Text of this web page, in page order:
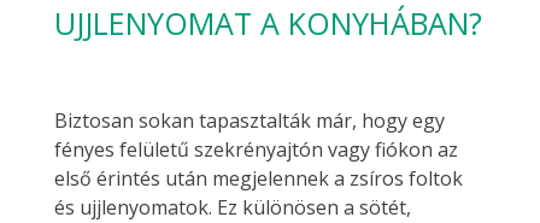
UJJLENYOMAT A KONYHÁBAN?
Biztosan sokan tapasztalták már, hogy egy
fényes felületű szekrényajtón vagy fiókon az
első érintés után megjelennek a zsíros foltok
és ujjlenyomatok. Ez különösen a sötét,